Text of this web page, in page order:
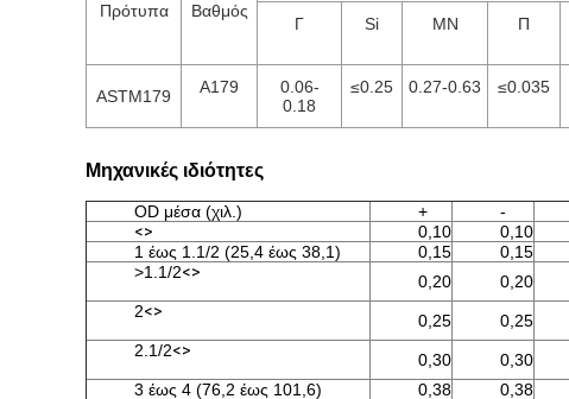
Πρότυπα Βαθμός
Γ Si ΜΝ Π
ASTM179 A179
0.06-
0.18
≤0.25 0.27-0.63 ≤0.035
Μηχανικές ιδιότητες
OD μέσα (χιλ.) + -
<>
0,10 0,10
1 έως 1.1/2 (25,4 έως 38,1)
0,15 0,15
>1.1/2<> 0,20
0,20
2<> 0,25
0,25
2.1/2<> 0,30
0,30
3 έως 4 (76,2 έως 101,6)
0,38
0,38